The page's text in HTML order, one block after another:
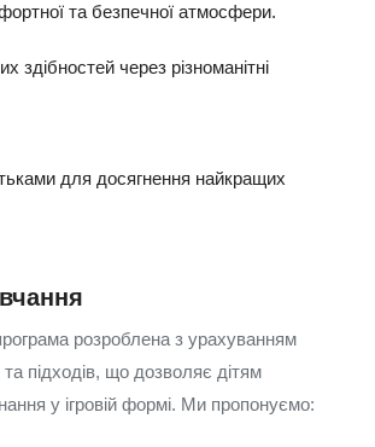
та безпечної атмосфери.
здібностей через різноманітні
для досягнення найкращих
розроблена з урахуванням
підходів, що дозволяє дітям
у ігровій формі. Ми пропонуємо: